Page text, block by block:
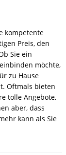
kompetente
Preis, den
Sie ein
möchte,
zu Hause
Oftmals bieten
tolle Angebote,
aber, dass
kann als Sie